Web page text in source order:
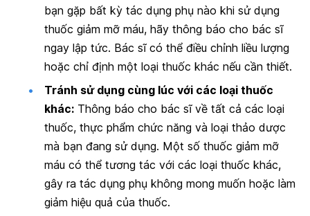
bạn gặp bất kỳ tác dụng phụ nào khi sử dụng
thuốc giảm mỡ máu, hãy thông báo cho bác sĩ
ngay lập tức. Bác sĩ có thể điều chỉnh liều lượng
hoặc chỉ định một loại thuốc khác nếu cần thiết.
Tránh sử dụng cùng lúc với các loại thuốc
khác: Thông báo cho bác sĩ về tất cả các loại
thuốc, thực phẩm chức năng và loại thảo dược
mà bạn đang sử dụng. Một số thuốc giảm mỡ
máu có thể tương tác với các loại thuốc khác,
gây ra tác dụng phụ không mong muốn hoặc làm
giảm hiệu quả của thuốc.